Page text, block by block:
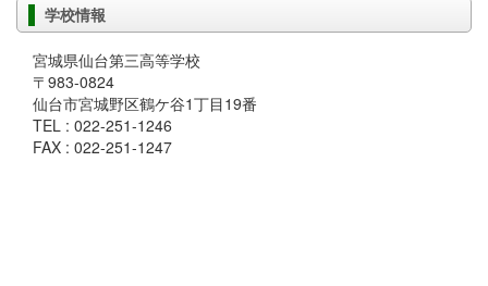
学校情報
宮城県仙台第三高等学校
〒983-0824
仙台市宮城野区鶴ケ谷1丁目19番
TEL : 022-251-1246
FAX : 022-251-1247